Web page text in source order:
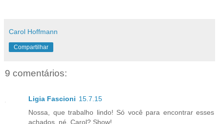
Carol Hoffmann
Compartilhar
9 comentários:
Ligia Fascioni 15.7.15
Nossa, que trabalho lindo! Só você para encontrar esses
achados, né, Carol? Show!